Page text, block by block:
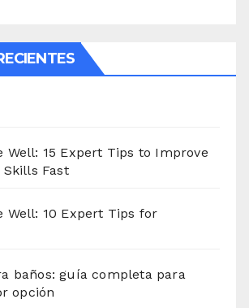
Well: 15 Expert Tips to Improve
Skills Fast
Well: 10 Expert Tips for
baños: guía completa para
opción